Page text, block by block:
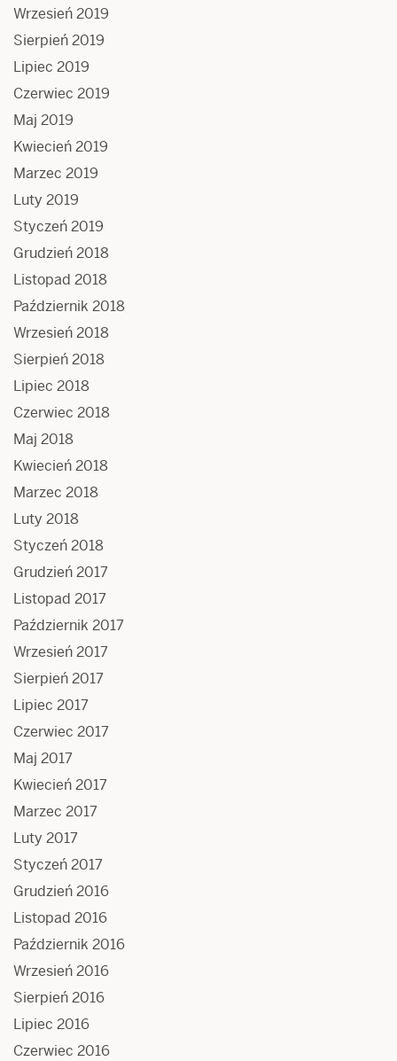
Wrzesień 2019
Sierpień 2019
Lipiec 2019
Czerwiec 2019
Maj 2019
Kwiecień 2019
Marzec 2019
Luty 2019
Styczeń 2019
Grudzień 2018
Listopad 2018
Październik 2018
Wrzesień 2018
Sierpień 2018
Lipiec 2018
Czerwiec 2018
Maj 2018
Kwiecień 2018
Marzec 2018
Luty 2018
Styczeń 2018
Grudzień 2017
Listopad 2017
Październik 2017
Wrzesień 2017
Sierpień 2017
Lipiec 2017
Czerwiec 2017
Maj 2017
Kwiecień 2017
Marzec 2017
Luty 2017
Styczeń 2017
Grudzień 2016
Listopad 2016
Październik 2016
Wrzesień 2016
Sierpień 2016
Lipiec 2016
Czerwiec 2016